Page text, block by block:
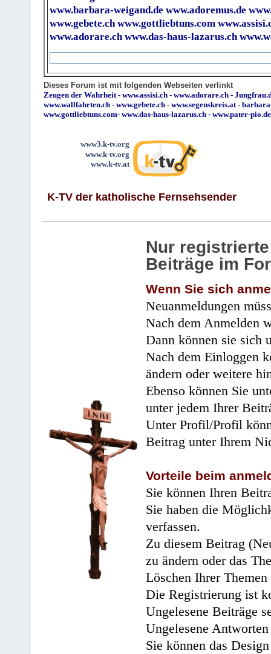
www.barbara-weigand.de www.adoremus.de
www.gebete.ch www.gottliebtuns.com
www.adorare.ch www.das-haus-lazarus.ch
Dieses Forum ist mit folgenden Webseiten verlinkt
Zeugen der Wahrheit- www.assisi.ch - www.adorare.ch -
www.wallfahrten.ch - www.gebete.ch - www.segenskreis.at-
www.gottliebtuns.com- www.das-haus-lazarus.ch - www.pater-pio.de
www3.k-tv.org
www.k-tv.org
www.k-tv.at
K-TV der katholische Fernsehsender
Nur
Beiträge im
Wenn Sie sich
Neuanmeldungen
Nach dem Anmelden
Dann können sie sich
Nach dem Einloggen
ändern oder weitere
Ebenso können Sie
unter jedem Ihrer
Unter Profil/Profil
Beitrag unter Ihrem
Vorteile beim
Sie können Ihren
Sie haben die
verfassen.
Zu diesem Beitrag
zu ändern oder das
Löschen Ihrer
Die Registrierung ist
Ungelesene Beiträge
Ungelesene
Sie können das